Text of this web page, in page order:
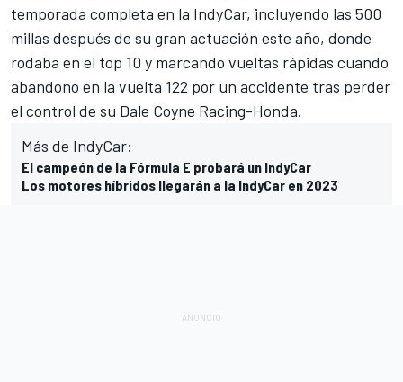
temporada completa en la IndyCar, incluyendo las 500
millas después de su gran actuación este año, donde
rodaba en el top 10 y marcando vueltas rápidas cuando
abandono en la vuelta 122 por un accidente tras perder
el control de su Dale Coyne Racing-Honda.
Más de IndyCar:
El campeón de la Fórmula E probará un IndyCar
Los motores híbridos llegarán a la IndyCar en 2023